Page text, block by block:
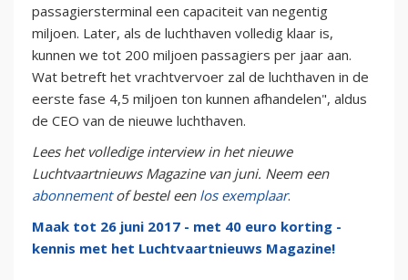
passagiersterminal een capaciteit van negentig
miljoen. Later, als de luchthaven volledig klaar is,
kunnen we tot 200 miljoen passagiers per jaar aan.
Wat betreft het vrachtvervoer zal de luchthaven in de
eerste fase 4,5 miljoen ton kunnen afhandelen", aldus
de CEO van de nieuwe luchthaven.
Lees het volledige interview in het nieuwe
Luchtvaartnieuws Magazine van juni. Neem een
abonnementof bestel een los exemplaar.
Maak tot 26 juni 2017 - met 40 euro korting -
kennis met het Luchtvaartnieuws Magazine!